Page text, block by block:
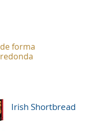
de forma
redonda
Irish Shortbread